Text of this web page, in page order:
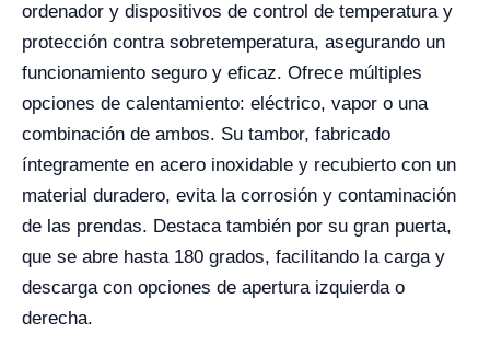
ordenador y dispositivos de control de temperatura y
protección contra sobretemperatura, asegurando un
funcionamiento seguro y eficaz. Ofrece múltiples
opciones de calentamiento: eléctrico, vapor o una
combinación de ambos. Su tambor, fabricado
íntegramente en acero inoxidable y recubierto con un
material duradero, evita la corrosión y contaminación
de las prendas. Destaca también por su gran puerta,
que se abre hasta 180 grados, facilitando la carga y
descarga con opciones de apertura izquierda o
derecha.